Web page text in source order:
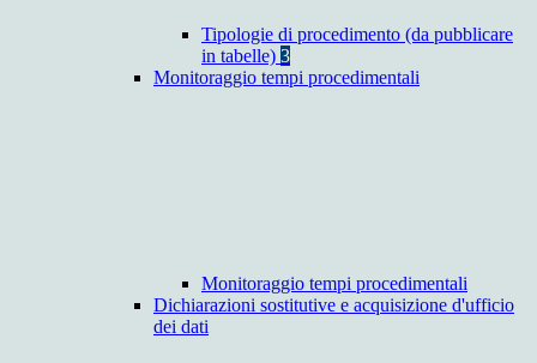
Tipologie di procedimento (da pubblicare
in tabelle) 3
Monitoraggio tempi procedimentali
Monitoraggio tempi procedimentali
Dichiarazioni sostitutive e acquisizione d'ufficio
dei dati